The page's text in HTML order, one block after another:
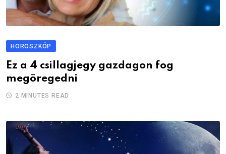
HOROSZKÓP
Ez a 4 csillagjegy gazdagon fog
megöregedni
2 MINUTES READ